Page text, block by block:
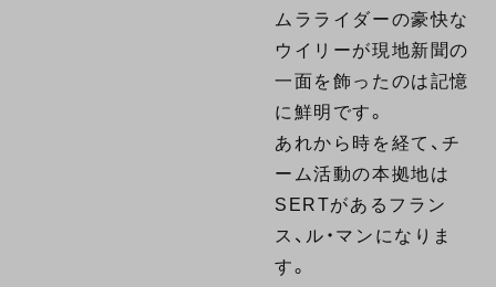
ムラライダーの豪快な
ウイリーが現地新聞の
一面を飾ったのは記憶
に鮮明です。
あれから時を経て、チ
ーム活動の本拠地は
SERTがあるフラン
ス、ル・マンになりま
す。